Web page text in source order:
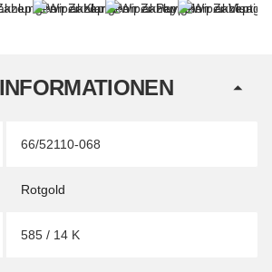
66/52110-068
Rotgold
585 / 14 K